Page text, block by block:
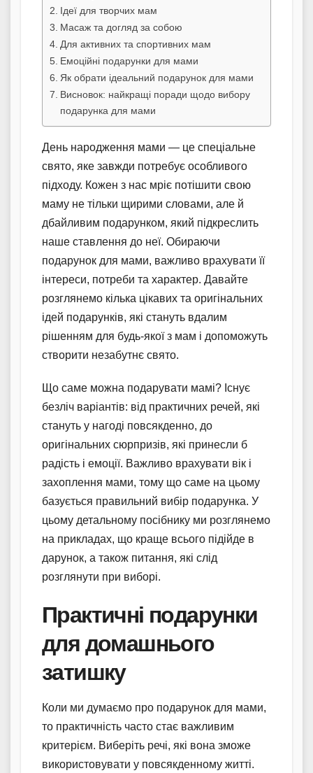
Ідеї для творчих мам
Масаж та догляд за собою
Для активних та спортивних мам
Емоційні подарунки для мами
Як обрати ідеальний подарунок для мами
Висновок: найкращі поради щодо вибору
подарунка для мами
День народження мами — це спеціальне
свято, яке завжди потребує особливого
підходу. Кожен з нас мріє потішити свою
маму не тільки щирими словами, але й
дбайливим подарунком, який підкреслить
наше ставлення до неї. Обираючи
подарунок для мами, важливо врахувати її
інтереси, потреби та характер. Давайте
розглянемо кілька цікавих та оригінальних
ідей подарунків, які стануть вдалим
рішенням для будь-якої з мам і допоможуть
створити незабутнє свято.
Що саме можна подарувати мамі? Існує
безліч варіантів: від практичних речей, які
стануть у нагоді повсякденно, до
оригінальних сюрпризів, які принесли б
радість і емоції. Важливо врахувати вік і
захоплення мами, тому що саме на цьому
базується правильний вибір подарунка. У
цьому детальному посібнику ми розглянемо
на прикладах, що краще всього підійде в
дарунок, а також питання, які слід
розглянути при виборі.
Практичні подарунки
для домашнього
затишку
Коли ми думаємо про подарунок для мами,
то практичність часто стає важливим
критерієм. Виберіть речі, які вона зможе
використовувати у повсякденному житті.